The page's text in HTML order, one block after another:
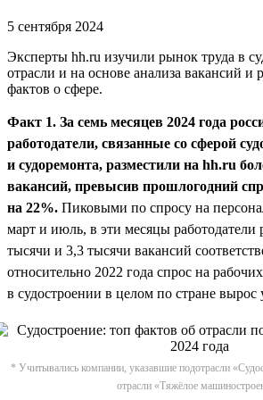
5 сентября 2024
Эксперты hh.ru изучили рынок труда в
отрасли и на основе анализа вакансий и
фактов о сфере.
Факт 1. За семь месяцев 2024 года
работодатели, связанные со сферой
и судоремонта, разместили на hh.ru
вакансий, превысив прошлогодний
на 22%. Пиковыми по спросу на
март и июль, в эти месяцы работодатели
тысячи и 3,3 тысячи вакансий
относительно 2022 года спрос на
в судостроении в целом по стране вырос
* Учитывались компании, указавшие подотрасли
отрасли «Тяжёлое